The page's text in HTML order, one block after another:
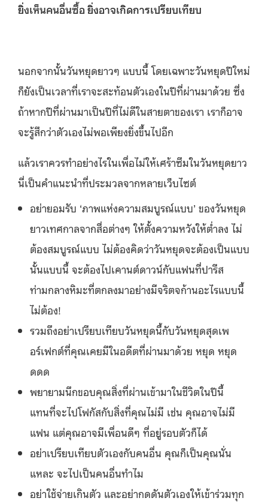
ยิ่งเห็นคนอื่นซื้อ ยิ่งอาจเกิดการเปรียบเทียบ
นอกจากนั้นวันหยุดยาวๆ แบบนี้ โดยเฉพาะวันหยุดปีใหม่
ก็ยังเป็นเวลาที่เราจะสะท้อนตัวเองในปีที่ผ่านมาด้วย ซึ่ง
ถ้าหากปีที่ผ่านมาเป็นปีที่ไม่ดีในสายตาของเรา เราก็อาจ
จะรู้สึกว่าตัวเองไม่พอเพียงยิ่งขึ้นไปอีก
แล้วเราควรทำอย่างไรในเพื่อไม่ให้เศร้าซึมในวันหยุดยาว
นี่เป็นคำแนะนำที่ประมวลจากหลายเว็บไซต์
อย่ายอมรับ ‘ภาพแห่งความสมบูรณ์แบบ’ ของวันหยุด
ยาวเทศกาลจากสื่อต่างๆ ให้ตั้งความหวังให้ต่ำลง ไม่
ต้องสมบูรณ์แบบ ไม่ต้องคิดว่าวันหยุดจะต้องเป็นแบบ
นั้นแบบนี้ จะต้องไปเคานต์ดาวน์กับแฟนที่ปารีส
ท่ามกลางหิมะที่ตกลงมาอย่างมีจริตจก้านอะไรแบบนี้
ไม่ต้อง!
รวมถึงอย่าเปรียบเทียบวันหยุดนี้กับวันหยุดสุดเพ
อร์เฟกต์ที่คุณเคยมีในอดีตที่ผ่านมาด้วย หยุด หยุด
ดดด
พยายามนึกขอบคุณสิ่งที่ผ่านเข้ามาในชีวิตในปีนี้
แทนที่จะไปโฟกัสกับสิ่งที่คุณไม่มี เช่น คุณอาจไม่มี
แฟน แต่คุณอาจมีเพื่อนดีๆ ที่อยู่รอบตัวก็ได้
อย่าเปรียบเทียบตัวเองกับคนอื่น คุณก็เป็นคุณนั่น
แหละ จะไปเป็นคนอื่นทำไม
อย่าใช้จ่ายเกินตัว และอย่ากดดันตัวเองให้เข้าร่วมทุก